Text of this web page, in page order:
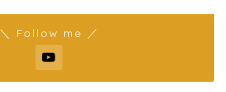
＼ Follow me ／